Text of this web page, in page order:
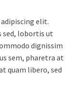
elit.
sed, lobortis ut
dignissim
sem, pharetra at
quam libero, sed